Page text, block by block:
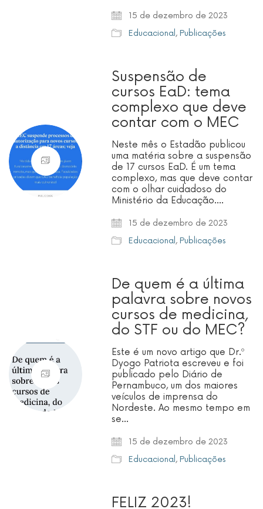
15 de dezembro de 2023
Educacional ,Publicações
Suspensão de
cursos EaD: tema
complexo que deve
contar com o MEC
Neste mês o Estadão publicou
uma matéria sobre a suspensão
de 17 cursos EaD. É um tema
complexo, mas que deve contar
com o olhar cuidadoso do
Ministério da Educação.…
15 de dezembro de 2023
Educacional ,Publicações
De quem é a última
palavra sobre novos
cursos de medicina,
do STF ou do MEC?
Este é um novo artigo que Dr.º
Dyogo Patriota escreveu e foi
publicado pelo Diário de
Pernambuco, um dos maiores
veículos de imprensa do
Nordeste. Ao mesmo tempo em
se…
15 de dezembro de 2023
Educacional ,Publicações
FELIZ 2023!